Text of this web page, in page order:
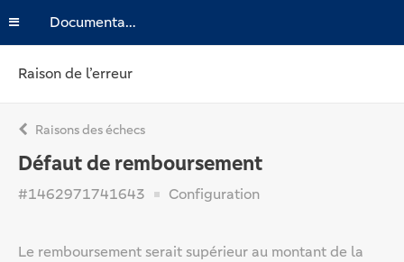
Documentation
Raison de l’erreur
Raisons des échecs
Défaut de remboursement
#1462971741643 Configuration
Le remboursement serait supérieur au montant de la